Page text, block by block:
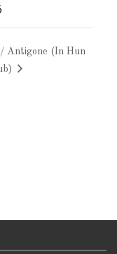
Antigone (In Hun